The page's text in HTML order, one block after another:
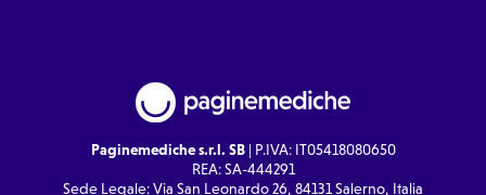
Paginemediche s.r.l. SB| P.IVA: IT05418080650
REA: SA-444291
Sede Legale: Via San Leonardo 26, 84131 Salerno, Italia